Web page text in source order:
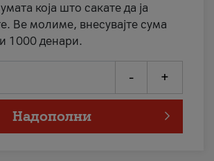
која што сакате да ја
Ве молиме, внесувајте сума
1000 денари.
- +
Надополни